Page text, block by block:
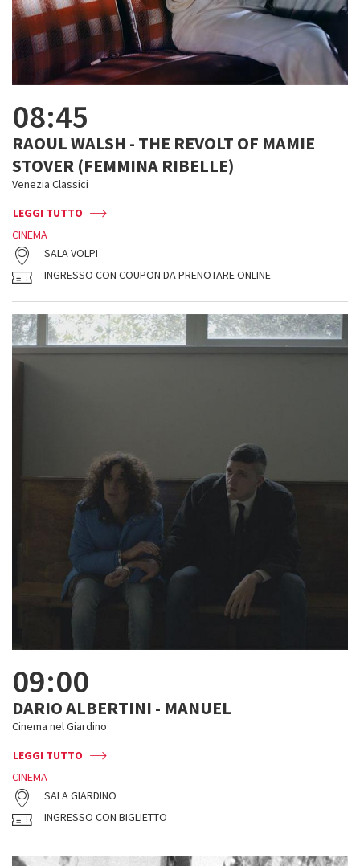
08:45
RAOUL WALSH - THE REVOLT OF MAMIE
STOVER (FEMMINA RIBELLE)
Venezia Classici
LEGGI TUTTO
CINEMA
SALA VOLPI
INGRESSO CON COUPON DA PRENOTARE ONLINE
09:00
DARIO ALBERTINI - MANUEL
Cinema nel Giardino
LEGGI TUTTO
CINEMA
SALA GIARDINO
INGRESSO CON BIGLIETTO